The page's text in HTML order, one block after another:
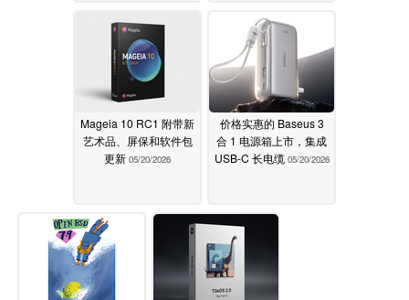
Mageia 10 RC1 附带新
艺术品、屏保和软件包
更新 05/20/2026
价格实惠的 Baseus 3
合 1 电源箱上市，集成
USB-C 长电缆 05/20/2026